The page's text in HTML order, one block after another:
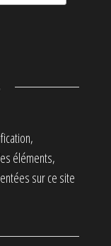
éléments,
sur ce site